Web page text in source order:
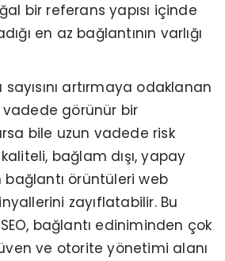
bir referans yapısı içinde
en az bağlantının varlığı
sayısını artırmaya odaklanan
vadede görünür bir
bile uzun vadede risk
bağlam dışı, yapay
örüntüleri web
zayıflatabilir. Bu
bağlantı ediniminden çok
ve otorite yönetimi alanı